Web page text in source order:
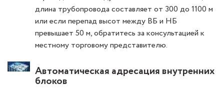
длина трубопровода составляет от 300 до 1100 м
или если перепад высот между ВБ и НБ
превышает 50 м, обратитесь за консультацией к
местному торговому представителю.
Автоматическая адресация внутренних
блоков